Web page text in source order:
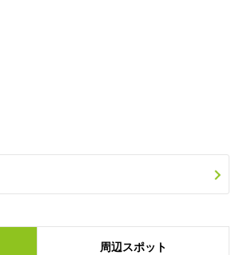
周辺スポット